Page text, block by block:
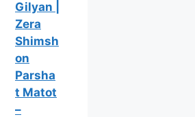
Gilyan |
Zera
Shimsh
on
Parsha
t Matot
–